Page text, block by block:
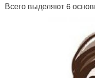
Всего выделяют 6